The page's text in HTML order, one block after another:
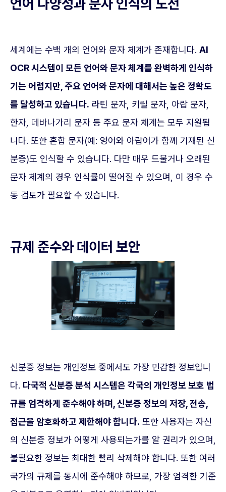
언어 다양성과 문자 인식의 도전
세계에는 수백 개의 언어와 문자 체계가 존재합니다. AI
OCR 시스템이 모든 언어와 문자 체계를 완벽하게 인식하
기는 어렵지만, 주요 언어와 문자에 대해서는 높은 정확도
를 달성하고 있습니다. 라틴 문자, 키릴 문자, 아랍 문자,
한자, 데바나가리 문자 등 주요 문자 체계는 모두 지원됩
니다. 또한 혼합 문자(예: 영어와 아랍어가 함께 기재된 신
분증)도 인식할 수 있습니다. 다만 매우 드물거나 오래된
문자 체계의 경우 인식률이 떨어질 수 있으며, 이 경우 수
동 검토가 필요할 수 있습니다.
규제 준수와 데이터 보안
신분증 정보는 개인정보 중에서도 가장 민감한 정보입니
다. 다국적 신분증 분석 시스템은 각국의 개인정보 보호 법
규를 엄격하게 준수해야 하며, 신분증 정보의 저장, 전송,
접근을 암호화하고 제한해야 합니다. 또한 사용자는 자신
의 신분증 정보가 어떻게 사용되는가를 알 권리가 있으며,
불필요한 정보는 최대한 빨리 삭제해야 합니다. 또한 여러
국가의 규제를 동시에 준수해야 하므로, 가장 엄격한 기준